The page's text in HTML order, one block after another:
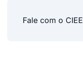
Fale com o CIEE